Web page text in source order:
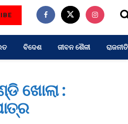
ବିଦେଶ ଜୀବନ ଶୈଳୀ ରାଜନୀତି
ଖୋଲା :